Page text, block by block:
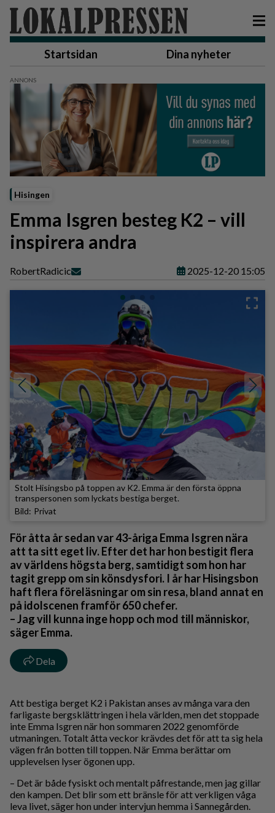
Startsidan Dina nyheter
Hisingen
Emma Isgren besteg K2 – vill
inspirera andra
RobertRadicic 2025-12-20 15:05
Stolt Hisingsbo på toppen av K2. Emma är den första öppna
transpersonen som lyckats bestiga berget.
Privat
För åtta år sedan var 43-åriga Emma Isgren nära
att ta sitt eget liv. Efter det har hon bestigit flera
av världens högsta berg, samtidigt som hon har
tagit grepp om sin könsdysfori. I år har Hisingsbon
haft flera föreläsningar om sin resa, bland annat en
på idolscenen framför 650 chefer.
– Jag vill kunna inge hopp och mod till människor,
säger Emma.
Dela
Att bestiga berget K2 i Pakistan anses av många vara den
farligaste bergsklättringen i hela världen, men det stoppade
inte Emma Isgren när hon sommaren 2022 genomförde
utmaningen. Totalt åtta veckor krävdes det för att ta sig hela
vägen från botten till toppen. När Emma berättar om
upplevelsen lyser ögonen upp.
– Det är både fysiskt och mentalt påfrestande, men jag gillar
den kampen. Det blir som ett bränsle för att verkligen våga
leva livet, säger hon under intervjun hemma i Sannegården.